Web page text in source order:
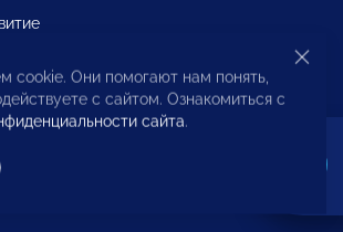
крупного бизнеса с
предпринимателей
cookie. Они помогают нам понять,
с сайтом. Ознакомиться с
сайта.